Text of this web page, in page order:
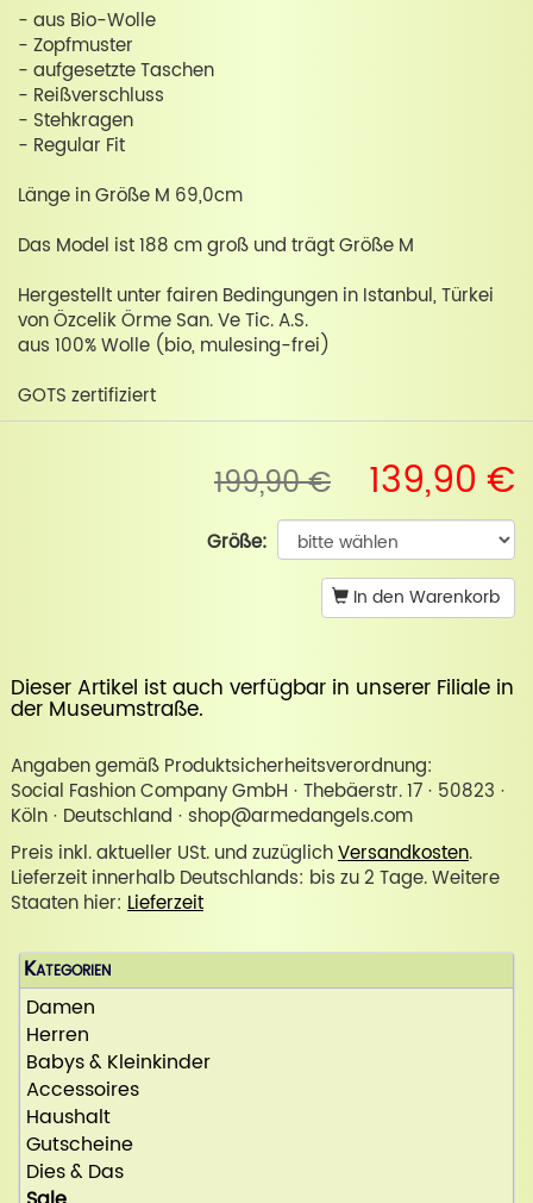
- aus Bio-Wolle
- Zopfmuster
- aufgesetzte Taschen
- Reißverschluss
- Stehkragen
- Regular Fit
Länge in Größe M 69,0cm
Das Model ist 188 cm groß und trägt Größe M
Hergestellt unter fairen Bedingungen in Istanbul, Türkei
von Özcelik Örme San. Ve Tic. A.S.
aus 100% Wolle (bio, mulesing-frei)
GOTS zertifiziert
199,90 € 139,90 €
Größe:
In den Warenkorb
Dieser Artikel ist auch verfügbar in unserer Filiale in
der Museumstraße.
Angaben gemäß Produktsicherheitsverordnung:
Social Fashion Company GmbH · Thebäerstr. 17 · 50823 ·
Köln · Deutschland · shop@armedangels.com
Preis inkl. aktueller USt. und zuzüglichVersandkosten.
Lieferzeit innerhalb Deutschlands: bis zu 2 Tage. Weitere
Staaten hier: Lieferzeit
Kategorien
Damen
Herren
Babys & Kleinkinder
Accessoires
Haushalt
Gutscheine
Dies & Das